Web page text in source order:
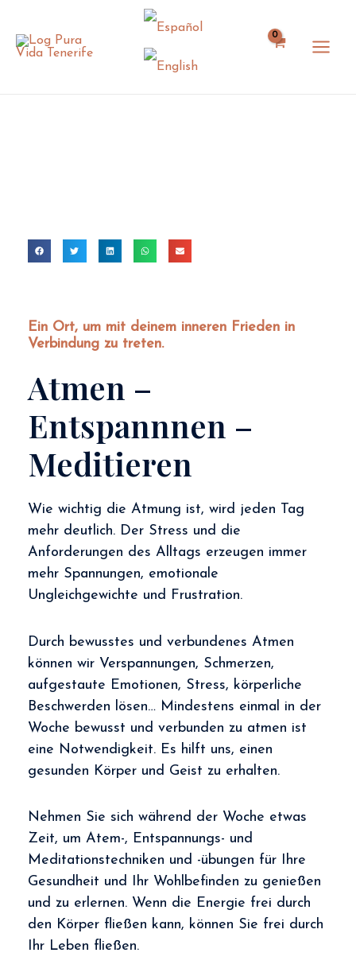
springen
Ein Ort, um mit deinem inneren Frieden in
Verbindung zu treten.
Atmen –
Entspannnen –
Meditieren
Wie wichtig die Atmung ist, wird jeden Tag
mehr deutlich. Der Stress und die
Anforderungen des Alltags erzeugen immer
mehr Spannungen, emotionale
Ungleichgewichte und Frustration.
Durch bewusstes und verbundenes Atmen
können wir Verspannungen, Schmerzen,
aufgestaute Emotionen, Stress, körperliche
Beschwerden lösen… Mindestens einmal in der
Woche bewusst und verbunden zu atmen ist
eine Notwendigkeit. Es hilft uns, einen
gesunden Körper und Geist zu erhalten.
Nehmen Sie sich während der Woche etwas
Zeit, um Atem-, Entspannungs- und
Meditationstechniken und -übungen für Ihre
Gesundheit und Ihr Wohlbefinden zu genießen
und zu erlernen. Wenn die Energie frei durch
den Körper fließen kann, können Sie frei durch
Ihr Leben fließen.